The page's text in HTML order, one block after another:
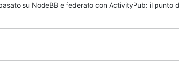
su NodeBB e federato con ActivityPub: il punto